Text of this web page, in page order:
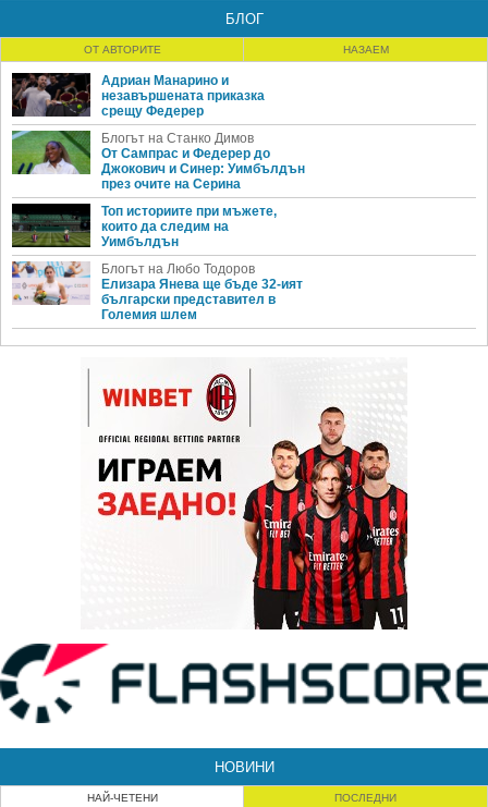
БЛОГ
ОТ АВТОРИТЕ НАЗАЕМ
Адриан Манарино и
незавършената приказка
срещу Федерер
Блогът на Станко Димов
От Сампрас и Федерер до
Джокович и Синер: Уимбълдън
през очите на Серина
Топ историите при мъжете,
които да следим на
Уимбълдън
Блогът на Любо Тодоров
Елизара Янева ще бъде 32-ият
български представител в
Големия шлем
НОВИНИ
НАЙ-ЧЕТЕНИ ПОСЛЕДНИ